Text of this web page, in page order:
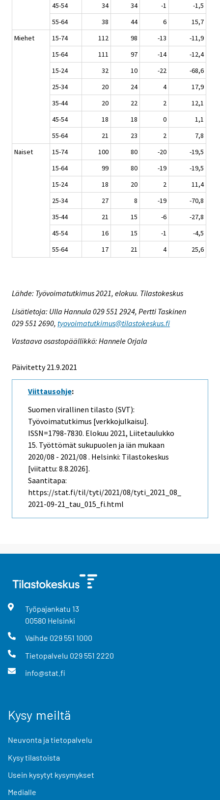
45-54
34 34 -1
-1,5
55-64
38 44 6
15,7
Miehet
15-74 112 98 -13
-11,9
15-64
111 97 -14
-12,4
15-24
32 10 -22
-68,6
25-34
20 24 4
17,9
35-44
20 22 2
12,1
45-54
18 18 0
1,1
55-64
21 23 2
7,8
Naiset
15-74 100 80 -20
-19,5
15-64
99 80 -19
-19,5
15-24
18 20 2
11,4
25-34
27 8 -19
-70,8
35-44
21 15 -6
-27,8
45-54
16 15 -1
-4,5
55-64
17 21 4 25,6
Lähde: Työvoimatutkimus 2021, elokuu. Tilastokeskus
Lisätietoja: Ulla Hannula 029 551 2924, Pertti Taskinen
029 551 2690, tyovoimatutkimus@tilastokeskus.fi
Vastaava osastopäällikkö: Hannele Orjala
Päivitetty 21.9.2021
Viittausohje:
Suomen virallinen tilasto (SVT):
Työvoimatutkimus [verkkojulkaisu].
ISSN=1798-7830. Elokuu 2021, Liitetaulukko
15. Työttömät sukupuolen ja iän mukaan
2020/08 - 2021/08 . Helsinki: Tilastokeskus
[viitattu: 8.8.2026].
Saantitapa:
https://stat.fi/til/tyti/2021/08/tyti_2021_08_
2021-09-21_tau_015_fi.html
Työpajankatu 13
00580 Helsinki
Vaihde 029 551 1000
Tietopalvelu 029 551 2220
info@stat.fi
Kysy meiltä
Neuvonta ja tietopalvelu
Kysy tilastoista
Usein kysytyt kysymykset
Medialle